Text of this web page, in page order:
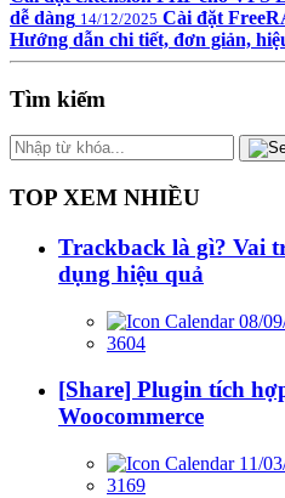
dễ dàng 14/12/2025 Cài đặt
Hướng dẫn chi tiết, đơn giản,
Tìm kiếm
TOP XEM NHIỀU
Trackback là gì? Vai
dụng hiệu quả
08/
3604
[Share] Plugin tích
Woocommerce
11/
3169